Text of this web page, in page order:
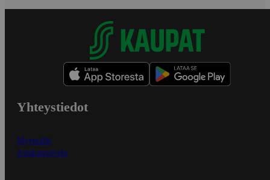
Yhteystiedot
Myymälät
Asiakaspalvelu